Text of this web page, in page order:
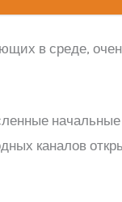
в среде,
каналов